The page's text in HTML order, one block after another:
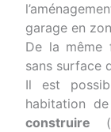
garage en
De la même
sans surface
Il est
habitation
construire